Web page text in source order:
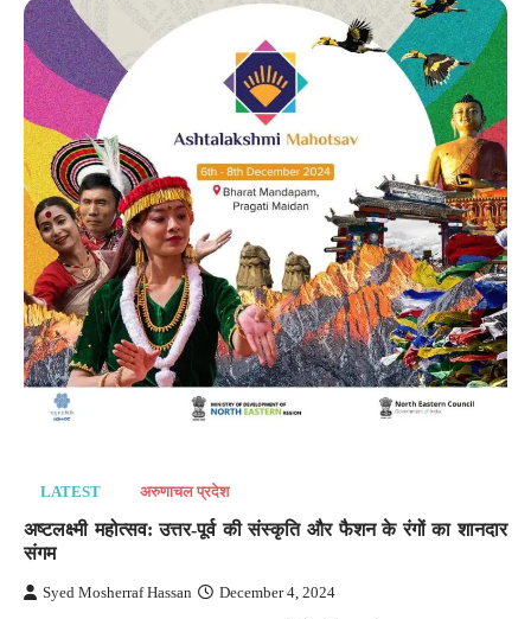
LATEST अरुणाचल प्रदेश
अष्टलक्ष्मी महोत्सव: उत्तर-पूर्व की संस्कृति और फैशन के रंगों का शानदार
संगम
Syed Mosherraf Hassan December 4, 2024